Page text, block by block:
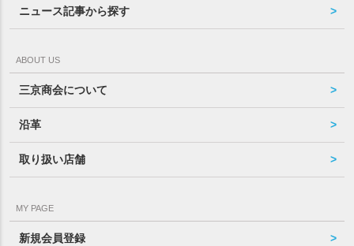
ニュース記事から探す
ABOUT US
三京商会について
沿革
取り扱い店舗
MY PAGE
新規会員登録